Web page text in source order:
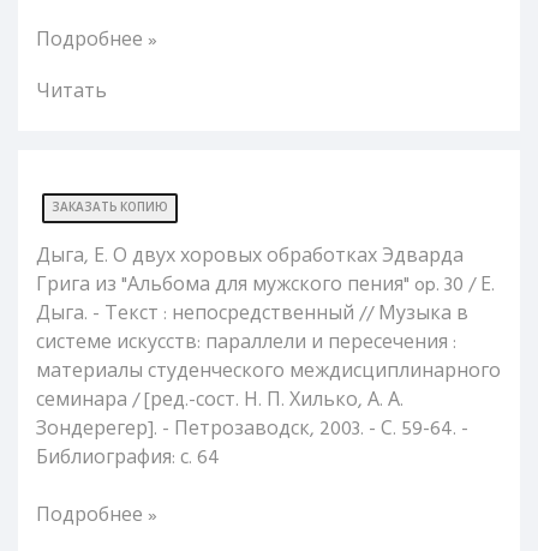
Подробнее »
Читать
ЗАКАЗАТЬ КОПИЮ
Дыга, Е. О двух хоровых обработках Эдварда
Грига из "Альбома для мужского пения" op. 30 / Е.
Дыга. - Текст : непосредственный // Музыка в
системе искусств: параллели и пересечения :
материалы студенческого междисциплинарного
семинара / [ред.-сост. Н. П. Хилько, А. А.
Зондерегер]. - Петрозаводск, 2003. - С. 59-64. -
Библиография: с. 64
Подробнее »